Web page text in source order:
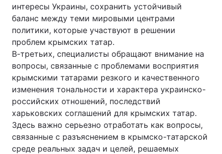
интересы Украины, сохранить устойчивый
баланс между теми мировыми центрами
политики, которые участвуют в решении
проблем крымских татар.
В-третьих, специалисты обращают внимание на
вопросы, связанные с проблемами восприятия
крымскими татарами резкого и качественного
изменения тональности и характера украинско-
российских отношений, последствий
харьковских соглашений для крымских татар.
Здесь важно серьезно отработать как вопросы,
связанные с разъяснением в крымско-татарской
среде реальных задач и целей, решаемых